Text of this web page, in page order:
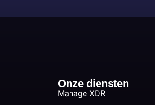
Onze diensten
Manage XDR